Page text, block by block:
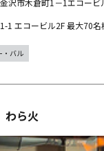
沢市木倉町1－1エコービ
1 エコービル2F 最大70
・バル
ら火